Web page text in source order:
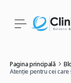
Pagina principală
Atenție pentru cei